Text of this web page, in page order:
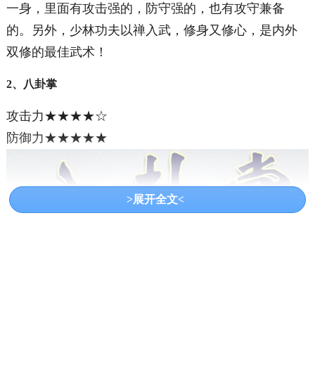
一身，里面有攻击强的，防守强的，也有攻守兼备
的。另外，少林功夫以禅入武，修身又修心，是内外
双修的最佳武术！
2、八卦掌
攻击力★★★★☆
防御力★★★★★
>展开全文<